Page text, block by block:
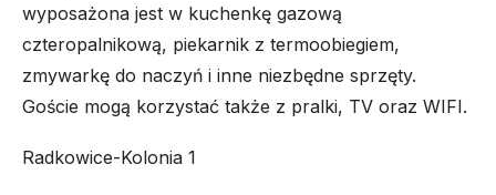
wyposażona jest w kuchenkę gazową
czteropalnikową, piekarnik z termoobiegiem,
zmywarkę do naczyń i inne niezbędne sprzęty.
Goście mogą korzystać także z pralki, TV oraz WIFI.
Radkowice-Kolonia 1